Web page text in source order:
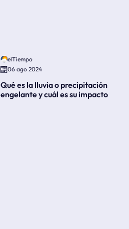
elTiempo
06 ago 2024
Qué es la lluvia o precipitación
engelante y cuál es su impacto